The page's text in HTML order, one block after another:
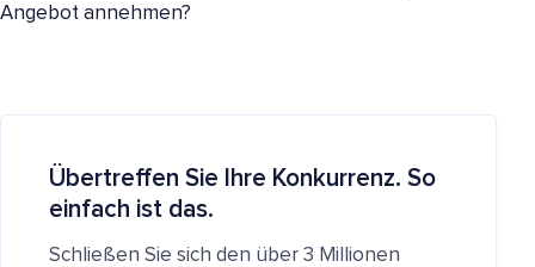
Angebot annehmen?
Übertreffen Sie Ihre Konkurrenz. So
einfach ist das.
Schließen Sie sich den über 3 Millionen